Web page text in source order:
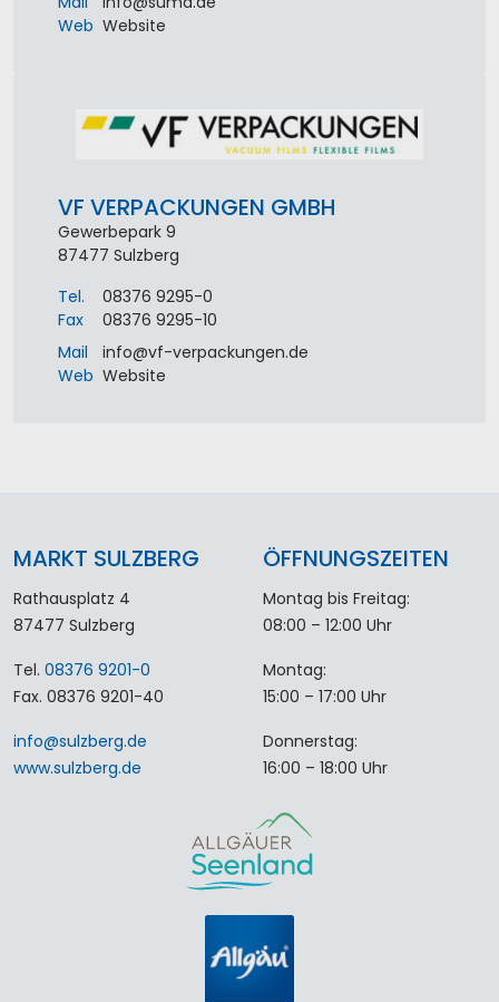
Web Website
VF VERPACKUNGEN GMBH
Gewerbepark 9
87477 Sulzberg
Tel.
08376 9295-0
Fax
08376 9295-10
Mail
info@vf-verpackungen.de
Web Website
MARKT SULZBERG
Rathausplatz 4
87477 Sulzberg
Tel. 08376 9201-0
Fax. 08376 9201-40
info@sulzberg.de
www.sulzberg.de
ÖFFNUNGSZEITEN
Montag bis Freitag:
08:00 – 12:00 Uhr
Montag:
15:00 – 17:00 Uhr
Donnerstag:
16:00 – 18:00 Uhr